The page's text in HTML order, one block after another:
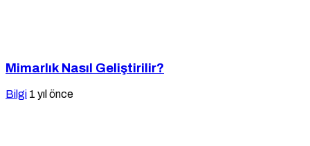
Mimarlık Nasıl Geliştirilir?
Bilgi 1 yıl önce